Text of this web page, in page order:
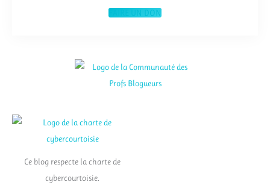
FAIRE UN DON
Ce blog respecte la charte de
cybercourtoisie.